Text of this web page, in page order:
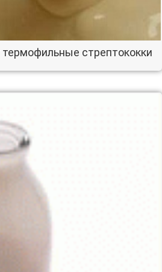
стрептококки